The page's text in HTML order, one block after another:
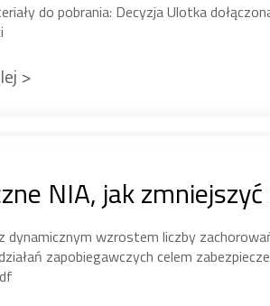
do pobrania: Decyzja Ulotka
>
NIA, jak
dynamicznym wzrostem liczby
zapobiegawczych celem